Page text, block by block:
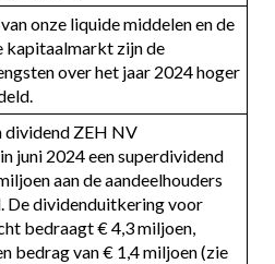
onze liquide middelen en de
kapitaalmarkt zijn de
over het jaar 2024 hoger
dividend ZEH NV
juni 2024 een superdividend
aan de aandeelhouders
De dividenduitkering voor
bedraagt € 4,3 miljoen,
bedrag van € 1,4 miljoen (zie